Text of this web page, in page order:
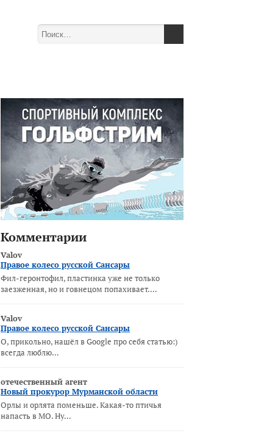
Комментарии
Valov
Правое колесо русской Сансары
Фил-геронтофил, пластинка уже не только
заезженная, но и говнецом попахивает.…
Valov
Правое колесо русской Сансары
О, прикольно, нашёл в Google про себя статью:)
всегда люблю…
отечественный агент
Новый прокурор Мурманской области
Орлы и орлята поменьше. Какая-то птичья
напасть в МО. Ну…